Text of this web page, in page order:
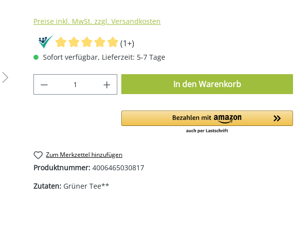
Preise inkl. MwSt. zzgl. Versandkosten
(1+)
Sofort verfügbar, Lieferzeit: 5-7 Tage
Produkt Anzahl: Gib den gewünschten Wert
In den Warenkorb
Zum Merkzettel hinzufügen
Produktnummer: 4006465030817
Zutaten: Grüner Tee**